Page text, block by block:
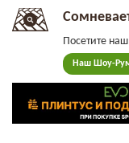
Посетите
Наш Шоу-